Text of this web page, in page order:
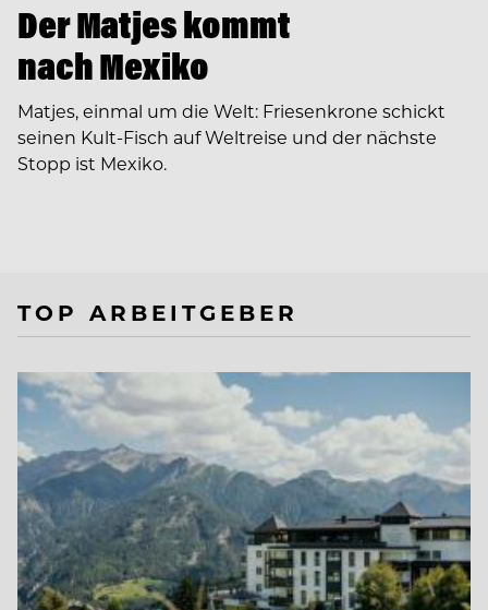
Der Matjes kommt
nach Mexiko
Matjes, einmal um die Welt: Friesenkrone schickt
seinen Kult-Fisch auf Weltreise und der nächste
Stopp ist Mexiko.
TOP ARBEITGEBER